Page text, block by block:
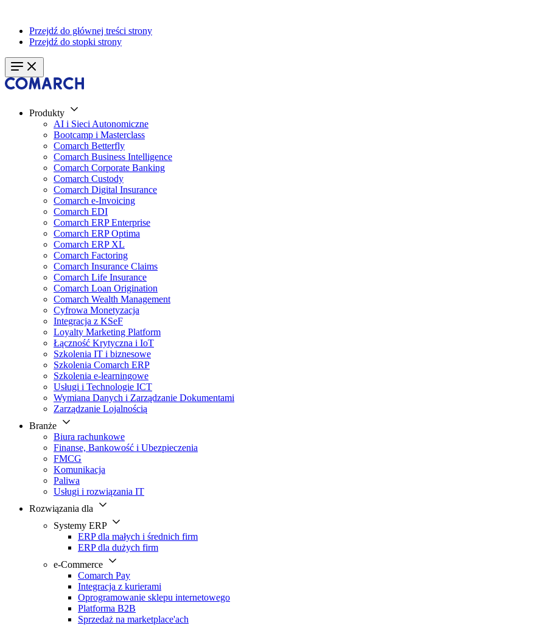
Przejdź do głównej treści strony
Przejdź do stopki strony
Produkty
AI i Sieci Autonomiczne
Bootcamp i Masterclass
Comarch Betterfly
Comarch Business Intelligence
Comarch Corporate Banking
Comarch Custody
Comarch Digital Insurance
Comarch e-Invoicing
Comarch EDI
Comarch ERP Enterprise
Comarch ERP Optima
Comarch ERP XL
Comarch Factoring
Comarch Insurance Claims
Comarch Life Insurance
Comarch Loan Origination
Comarch Wealth Management
Cyfrowa Monetyzacja
Integracja z KSeF
Loyalty Marketing Platform
Łączność Krytyczna i IoT
Szkolenia IT i biznesowe
Szkolenia Comarch ERP
Szkolenia e-learningowe
Usługi i Technologie ICT
Wymiana Danych i Zarządzanie Dokumentami
Zarządzanie Lojalnością
Branże
Biura rachunkowe
Finanse, Bankowość i Ubezpieczenia
FMCG
Komunikacja
Paliwa
Usługi i rozwiązania IT
Rozwiązania dla
Systemy ERP
ERP dla małych i średnich firm
ERP dla dużych firm
e-Commerce
Comarch Pay
Integracja z kurierami
Oprogramowanie sklepu internetowego
Platforma B2B
Sprzedaż na marketplace'ach